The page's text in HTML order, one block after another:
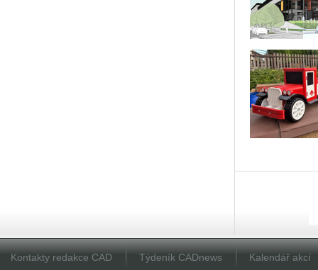
Kontakty redakce CAD Týdeník CADnews Kalendář akcí